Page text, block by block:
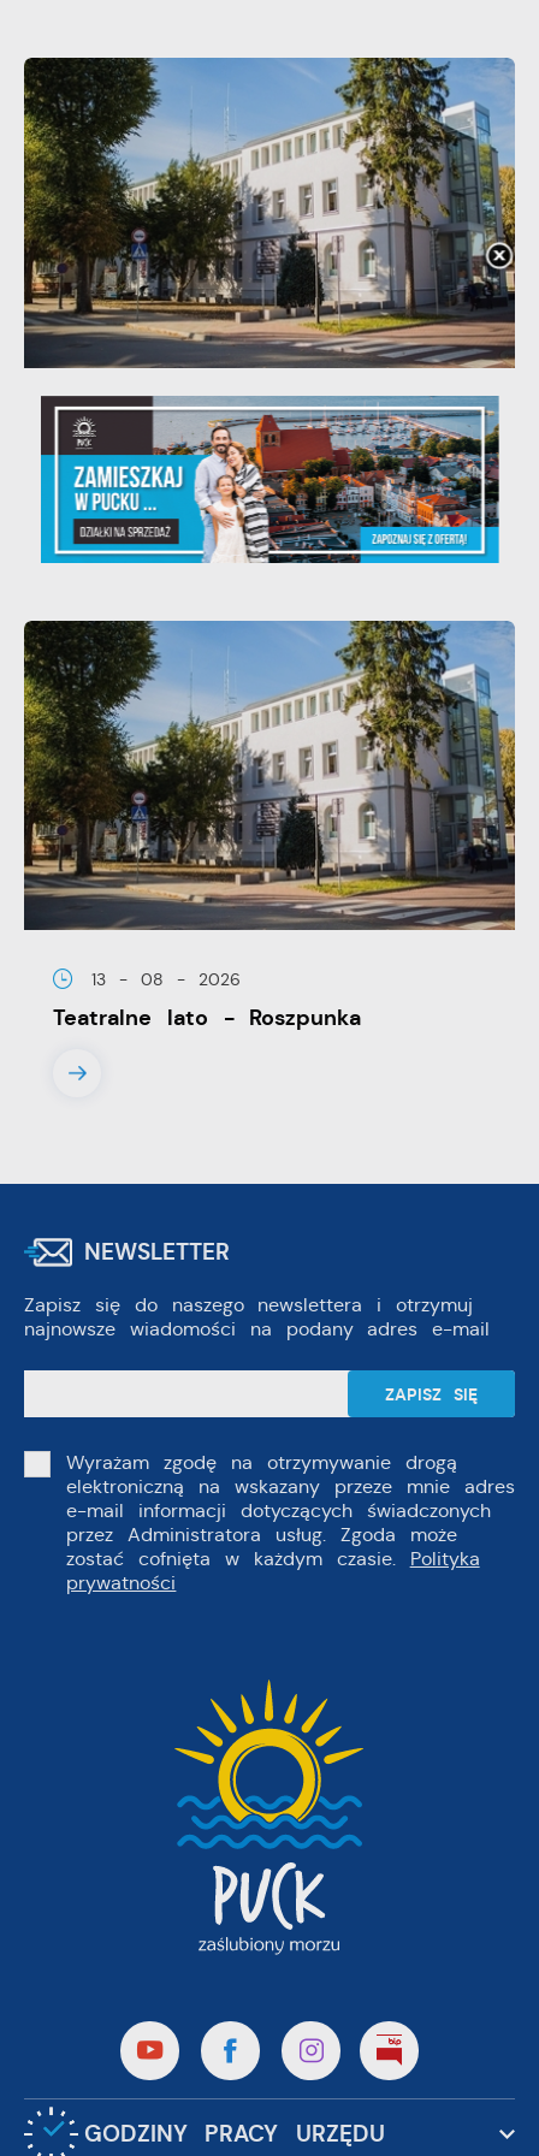
20 - 08 - 2026
Teatralne lato - Zdrowo i kolorowo
13 - 08 - 2026
Teatralne lato - Roszpunka
NEWSLETTER
Zapisz się do naszego newslettera i otrzymuj
najnowsze wiadomości na podany adres e-mail
Wyrażam zgodę na otrzymywanie drogą
elektroniczną na wskazany przeze mnie adres
e-mail informacji dotyczących świadczonych
przez Administratora usług. Zgoda może
zostać cofnięta w każdym czasie. Polityka
prywatności
GODZINY PRACY URZĘDU